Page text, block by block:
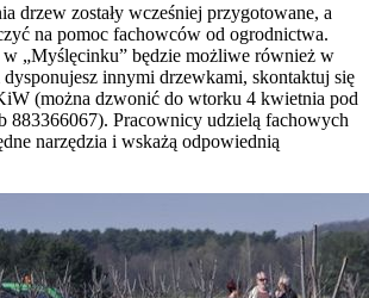
drzew zostały wcześniej przygotowane, a
na pomoc fachowców od ogrodnictwa.
w „Myślęcinku” będzie możliwe również w
innymi drzewkami, skontaktuj się
(można dzwonić do wtorku 4 kwietnia pod
883366067). Pracownicy udzielą fachowych
narzędzia i wskażą odpowiednią